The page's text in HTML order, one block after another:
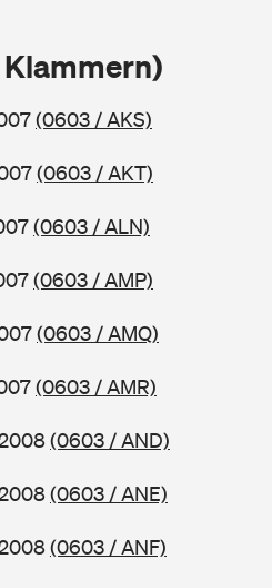
(0603 / AKS)
(0603 / AKT)
(0603 / ALN)
(0603 / AMP)
(0603 / AMQ)
(0603 / AMR)
(0603 / AND)
(0603 / ANE)
(0603 / ANF)